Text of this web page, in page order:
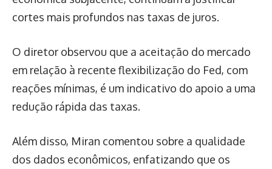
cortes mais profundos nas taxas de juros.
O diretor observou que a aceitação do mercado
em relação à recente flexibilização do Fed, com
reações mínimas, é um indicativo do apoio a uma
redução rápida das taxas.
Além disso, Miran comentou sobre a qualidade
dos dados econômicos, enfatizando que os